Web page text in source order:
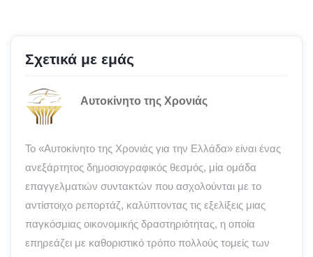
Σχετικά με εμάς
Αυτοκίνητο της Χρονιάς
Το «Αυτοκίνητο της Χρονιάς για την Ελλάδα» είναι ένας
ανεξάρτητος δημοσιογραφικός θεσμός, μία ομάδα
επαγγελματιών συντακτών που ασχολούνται με το
αντίστοιχο ρεπορτάζ, καλύπτοντας τις εξελίξεις μιας
παγκόσμιας οικονομικής δραστηριότητας, η οποία
επηρεάζει με καθοριστικό τρόπο πολλούς τομείς των